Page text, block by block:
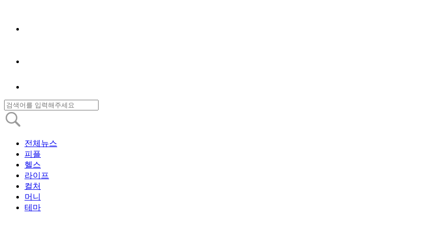
전체뉴스
피플
헬스
라이프
컬처
머니
테마